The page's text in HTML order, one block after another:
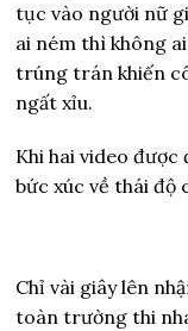
tục vào người nữ
ai ném thì không
trúng trán khiến
ngất xỉu.
Khi hai video được
bức xúc về thái độ
Chỉ vài giây lên
toàn trường thi